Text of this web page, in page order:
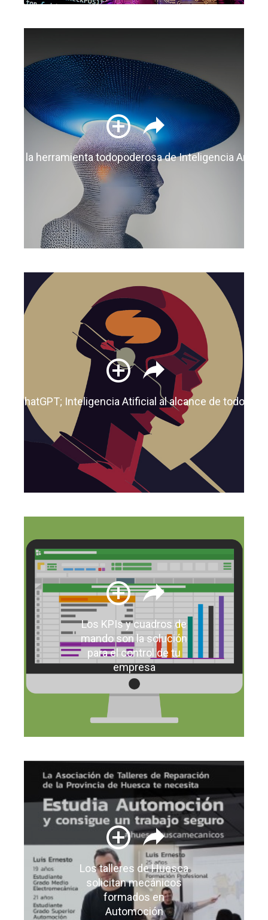
la herramienta todopoderosa de Inteligencia
ChatGPT; Inteligencia Atificial al alcance de todos
Los KPIs y cuadros de
mando son la solución
para el control de tu
empresa
Los talleres de Huesca
solicitan mecánicos
formados en
Automoción